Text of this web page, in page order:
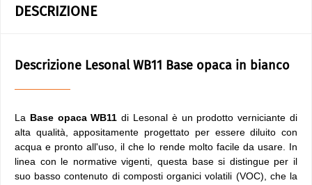
DESCRIZIONE
Descrizione Lesonal WB11 Base opaca in bianco
La Base opaca WB11 di Lesonal è un prodotto verniciante di
alta qualità, appositamente progettato per essere diluito con
acqua e pronto all'uso, il che lo rende molto facile da usare. In
linea con le normative vigenti, questa base si distingue per il
suo basso contenuto di composti organici volatili (VOC), che la